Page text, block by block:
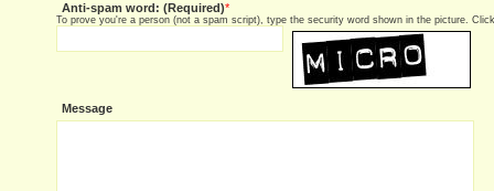
Anti-spam word: (Required)*
To prove you're a person (not a spam script), type the security word shown in the picture.
Message